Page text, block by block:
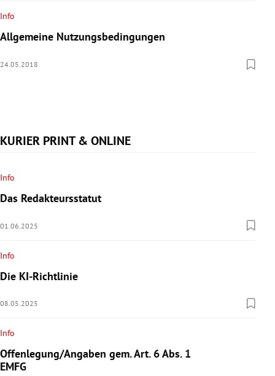
Untermenü
Untermenü
Info
Allgemeine Nutzungsbedingungen
24.05.2018
KURIER PRINT & ONLINE
Info
Das Redakteursstatut
01.06.2025
Info
Die KI-Richtlinie
08.05.2025
Info
Offenlegung/Angaben gem. Art. 6 Abs. 1
EMFG